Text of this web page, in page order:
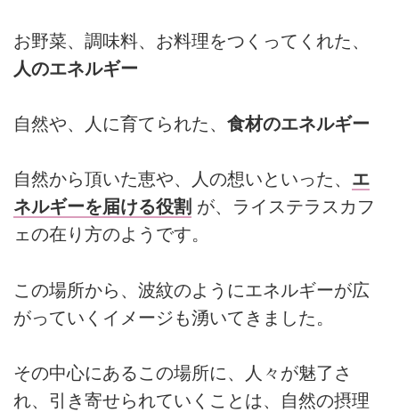
お野菜、調味料、お料理をつくってくれた、
人のエネルギー
自然や、人に育てられた、 食材のエネルギー
自然から頂いた恵や、人の想いといった、 エ
ネルギーを届ける役割 が、ライステラスカフ
ェの在り方のようです。
この場所から、波紋のようにエネルギーが広
がっていくイメージも湧いてきました。
その中心にあるこの場所に、人々が魅了さ
れ、引き寄せられていくことは、自然の摂理